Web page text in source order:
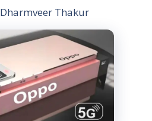
Dharmveer Thakur